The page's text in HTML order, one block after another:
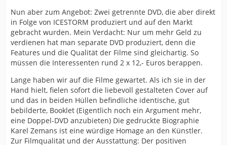
Nun aber zum Angebot: Zwei getrennte DVD, die aber direkt
in Folge von ICESTORM produziert und auf den Markt
gebracht wurden. Mein Verdacht: Nur um mehr Geld zu
verdienen hat man separate DVD produziert, denn die
Features und die Qualität der Filme sind gleichartig. So
müssen die Interessenten rund 2 x 12,- Euros berappen.
Lange haben wir auf die Filme gewartet. Als ich sie in der
Hand hielt, fielen sofort die liebevoll gestalteten Cover auf
und das in beiden Hüllen befindliche identische, gut
bebilderte, Booklet (Eigentlich noch ein Argument mehr,
eine Doppel-DVD anzubieten) Die gedruckte Biographie
Karel Zemans ist eine würdige Homage an den Künstler.
Zur Filmqualität und der Ausstattung: Der positiven